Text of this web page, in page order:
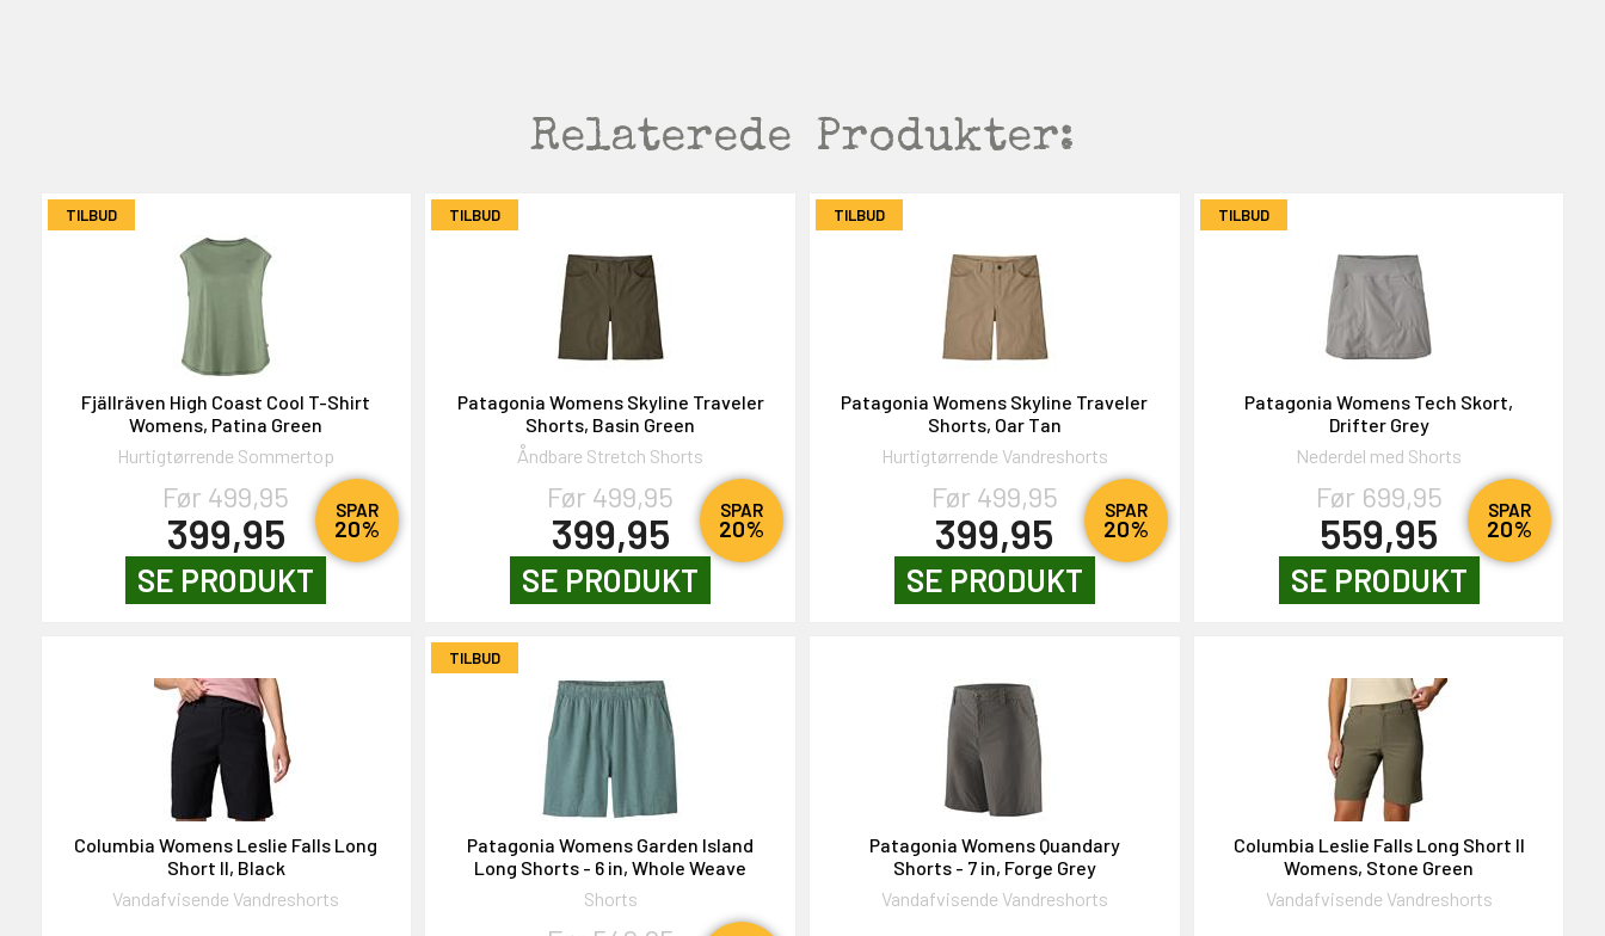
Relaterede Produkter:
TILBUD
SPAR
20%
Fjällräven High Coast Cool T-Shirt
Womens, Patina Green
Hurtigtørrende Sommertop
Før 499,95
399,95
SE PRODUKT
TILBUD
SPAR
20%
Patagonia Womens Skyline Traveler
Shorts, Basin Green
Åndbare Stretch Shorts
Før 499,95
399,95
SE PRODUKT
TILBUD
SPAR
20%
Patagonia Womens Skyline Traveler
Shorts, Oar Tan
Hurtigtørrende Vandreshorts
Før 499,95
399,95
SE PRODUKT
TILBUD
SPAR
20%
Patagonia Womens Tech Skort,
Drifter Grey
Nederdel med Shorts
Før 699,95
559,95
SE PRODUKT
Columbia Womens Leslie Falls Long
Short II, Black
Vandafvisende Vandreshorts
TILBUD
Patagonia Womens Garden Island
Long Shorts - 6 in, Whole Weave
Shorts
Patagonia Womens Quandary
Shorts - 7 in, Forge Grey
Vandafvisende Vandreshorts
Columbia Leslie Falls Long Short II
Womens, Stone Green
Vandafvisende Vandreshorts
NEJ TAK!